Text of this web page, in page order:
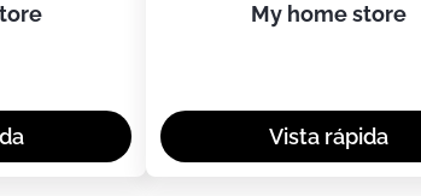
my home store